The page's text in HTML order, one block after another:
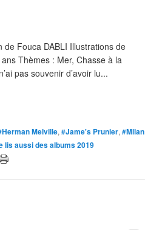
Fouca DABLI Illustrations de
Thèmes : Mer, Chasse à la
pas souvenir d’avoir lu...
Melville, #Jame's Prunier, #Milan
lis aussi des albums 2019